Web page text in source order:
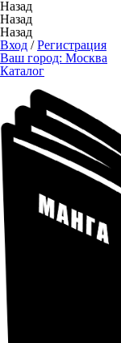
Назад
Назад
Назад
Вход /Регистрация
Ваш город: Москва
Каталог